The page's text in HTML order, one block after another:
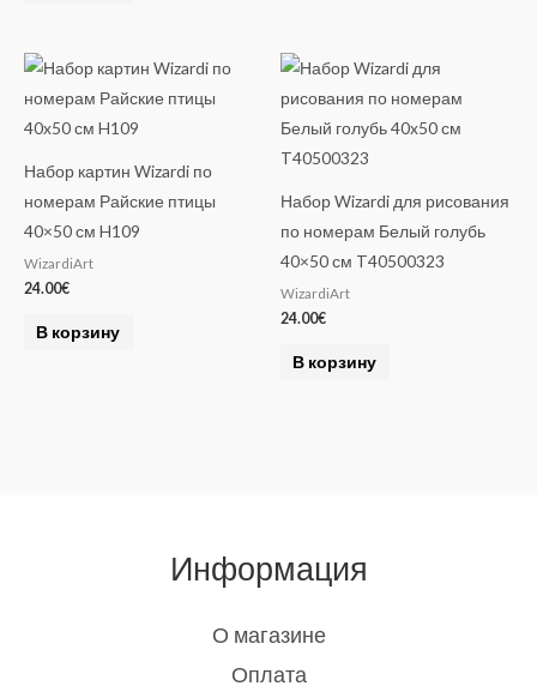
Набор картин Wizardi по
номерам Райские птицы
40×50 см H109
WizardiArt
24.00€
В корзину
Набор Wizardi для рисования
по номерам Белый голубь
40×50 см T40500323
WizardiArt
24.00€
В корзину
Информация
О магазине
Оплата